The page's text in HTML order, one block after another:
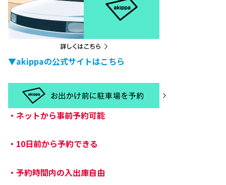
▼akippaの公式サイトはこちら
・ ネットから事前予約可能
・ 10日前から予約できる
・ 予約時間内の入出庫自由